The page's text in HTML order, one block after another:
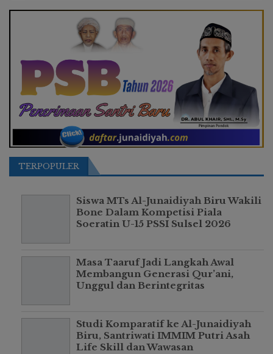
TERPOPULER
Siswa MTs Al-Junaidiyah Biru Wakili
Bone Dalam Kompetisi Piala
Soeratin U-15 PSSI Sulsel 2026
Masa Taaruf Jadi Langkah Awal
Membangun Generasi Qur’ani,
Unggul dan Berintegritas
Studi Komparatif ke Al-Junaidiyah
Biru, Santriwati IMMIM Putri Asah
Life Skill dan Wawasan